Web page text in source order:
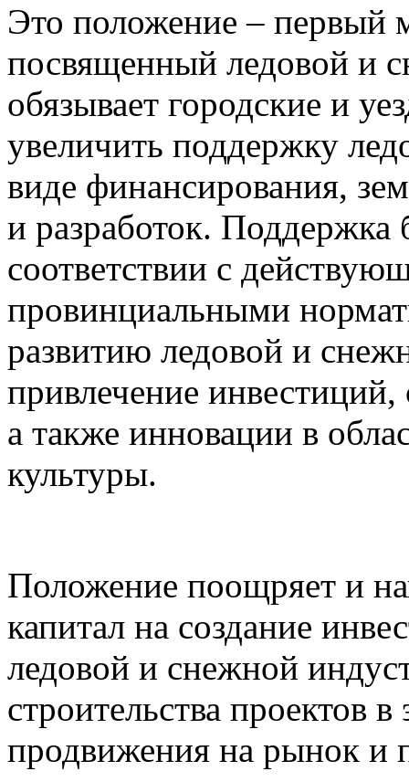
Это положение – первый
посвященный ледовой и
обязывает городские и
увеличить поддержку
виде финансирования,
и разработок. Поддержка
соответствии с
провинциальными
развитию ледовой и
привлечение инвестиций,
а также инновации в
культуры.
Положение поощряет и
капитал на создание
ледовой и снежной
строительства проектов
продвижения на рынок и